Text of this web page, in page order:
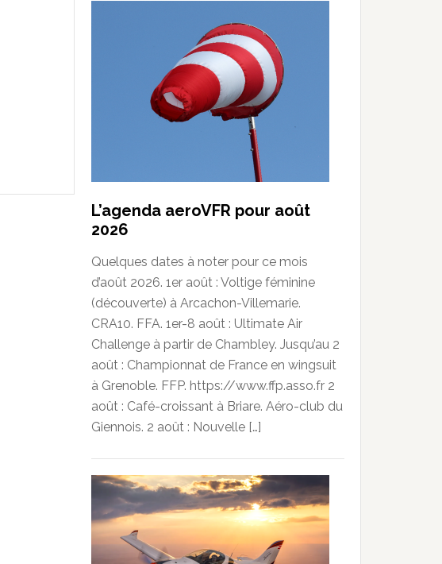
L’agenda aeroVFR pour août
2026
Quelques dates à noter pour ce mois
d’août 2026. 1er août : Voltige féminine
(découverte) à Arcachon-Villemarie.
CRA10. FFA. 1er-8 août : Ultimate Air
Challenge à partir de Chambley. Jusqu’au 2
août : Championnat de France en wingsuit
à Grenoble. FFP. https://www.ffp.asso.fr 2
août : Café-croissant à Briare. Aéro-club du
Giennois. 2 août : Nouvelle […]